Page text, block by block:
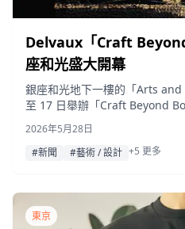
Delvaux「Craft
座和光盛大開幕
銀座和光地下一樓的「Arts
至 17 日舉辦「Craft Beyond
展示結合比利時與日本職人精
次在日本公開展出。
2026年5月28日
#新聞
#藝術 / 設計 +5 更多
東京